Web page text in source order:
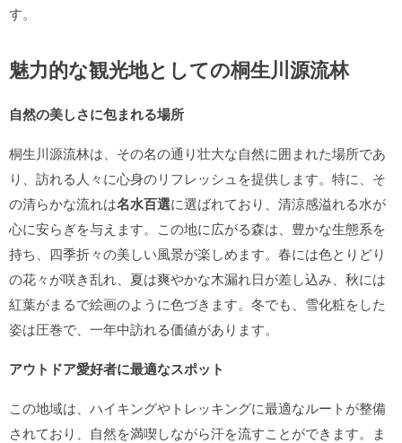
す。
魅力的な観光地としての桐生川源流林
自然の美しさに包まれる場所
桐生川源流林は、その名の通り壮大な自然に囲まれた場所であ
り、訪れる人々に心身のリフレッシュを提供します。特に、そ
の清らかな流れは名水百選に選ばれており、清涼感溢れる水が
心に安らぎを与えます。この地に広がる森は、豊かな生態系を
持ち、四季折々の美しい風景が楽しめます。春には色とりどり
の花々が咲き乱れ、夏は爽やかな木漏れ日が差し込み、秋には
紅葉がまるで絵画のように色づきます。冬でも、雪化粧をした
姿は圧巻で、一年中訪れる価値があります。
アウトドア愛好者に最適なスポット
この地域は、ハイキングやトレッキングに最適なルートが整備
されており、自然を満喫しながら汗を流すことができます。ま